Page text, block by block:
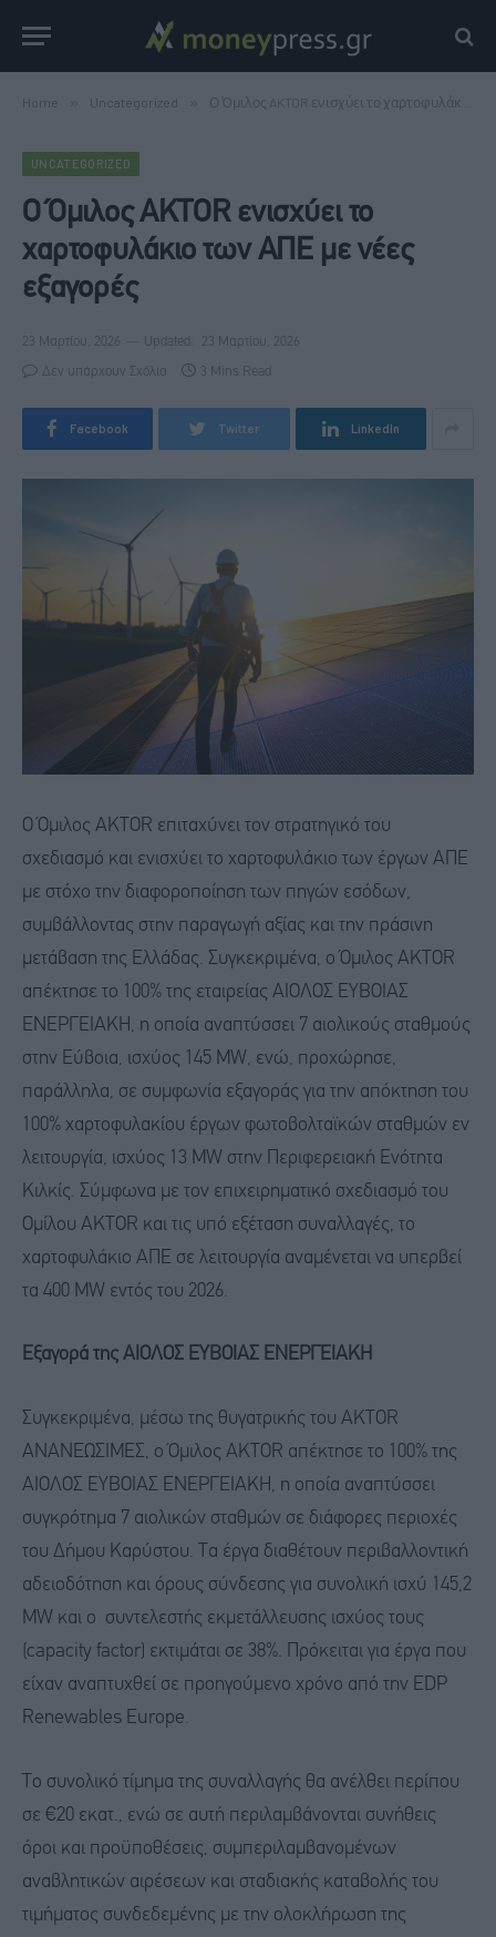
Home Uncategorized Ο Όμιλος AKTOR ενισχύει το χαρτοφυλάκιο των ΑΠΕ με νέες εξαγορές
UNCATEGORIZED
Ο Όμιλος AKTOR ενισχύει το
χαρτοφυλάκιο των ΑΠΕ με νέες
εξαγορές
23 Μαρτίου, 2026 Updated: 23 Μαρτίου, 2026
Δεν υπάρχουν Σχόλια 3 Mins Read
Facebook Twitter LinkedIn
Ο Όμιλος AKTOR επιταχύνει τον στρατηγικό του
σχεδιασμό και ενισχύει το χαρτοφυλάκιο των έργων ΑΠΕ
με στόχο την διαφοροποίηση των πηγών εσόδων,
συμβάλλοντας στην παραγωγή αξίας και την πράσινη
μετάβαση της Ελλάδας. Συγκεκριμένα, ο Όμιλος AKTOR
απέκτησε το 100% της εταιρείας ΑΙΟΛΟΣ ΕΥΒΟΙΑΣ
ΕΝΕΡΓΕΙΑΚΗ, η οποία αναπτύσσει 7 αιολικούς σταθμούς
στην Εύβοια, ισχύος 145 MW, ενώ, προχώρησε,
παράλληλα, σε συμφωνία εξαγοράς για την απόκτηση του
100% χαρτοφυλακίου έργων φωτοβολταϊκών σταθμών εν
λειτουργία, ισχύος 13 ΜW στην Περιφερειακή Ενότητα
Κιλκίς. Σύμφωνα με τον επιχειρηματικό σχεδιασμό του
Ομίλου AKTOR και τις υπό εξέταση συναλλαγές, το
χαρτοφυλάκιο ΑΠΕ σε λειτουργία αναμένεται να υπερβεί
τα 400 MW εντός του 2026.
Εξαγορά της ΑΙΟΛΟΣ ΕΥΒΟΙΑΣ ΕΝΕΡΓΕΙΑΚΗ
Συγκεκριμένα, μέσω της θυγατρικής του AKTOR
ΑΝΑΝΕΩΣΙΜΕΣ, ο Όμιλος AKTOR απέκτησε το 100% της
ΑΙΟΛΟΣ ΕΥΒΟΙΑΣ ΕΝΕΡΓΕΙΑΚΗ, η οποία αναπτύσσει
συγκρότημα 7 αιολικών σταθμών σε διάφορες περιοχές
του Δήμου Καρύστου. Τα έργα διαθέτουν περιβαλλοντική
αδειοδότηση και όρους σύνδεσης για συνολική ισχύ 145,2
MW και ο συντελεστής εκμετάλλευσης ισχύος τους
(capacity factor) εκτιμάται σε 38%. Πρόκειται για έργα που
είχαν αναπτυχθεί σε προηγούμενο χρόνο από την EDP
Renewables Europe.
Το συνολικό τίμημα της συναλλαγής θα ανέλθει περίπου
σε €20 εκατ., ενώ σε αυτή περιλαμβάνονται συνήθεις
όροι και προϋποθέσεις, συμπεριλαμβανομένων
αναβλητικών αιρέσεων και σταδιακής καταβολής του
τιμήματος συνδεδεμένης με την ολοκλήρωση της